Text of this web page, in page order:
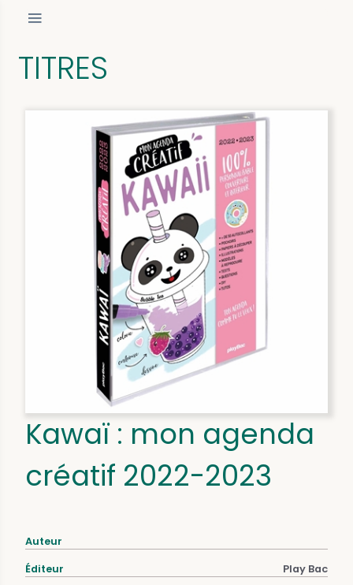
TITRES
Kawaï : mon agenda
créatif 2022-2023
Auteur
Éditeur Play Bac